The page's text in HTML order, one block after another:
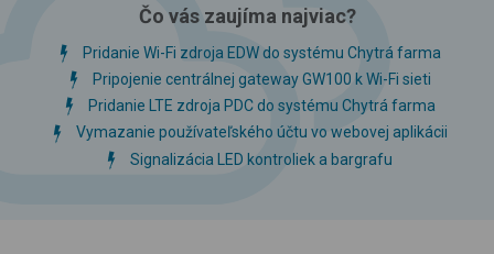
Čo vás zaujíma najviac?
Pridanie Wi-Fi zdroja EDW do systému Chytrá farma
Pripojenie centrálnej gateway GW100 k Wi-Fi sieti
Pridanie LTE zdroja PDC do systému Chytrá farma
Vymazanie používateľského účtu vo webovej aplikácii
Signalizácia LED kontroliek a bargrafu